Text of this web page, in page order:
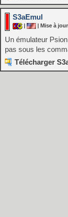
S3aEmul
| | Mise à
Un émulateur
pas sous les
Télécharger